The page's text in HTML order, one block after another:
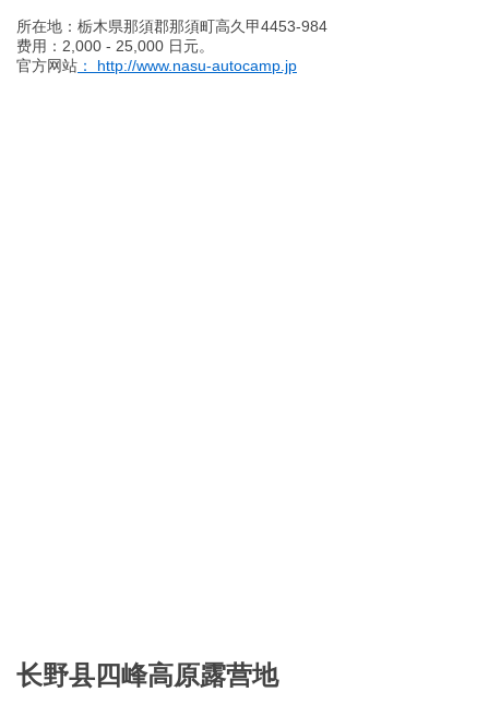
所在地：栃木県那須郡那須町高久甲4453-984
费用：2,000 - 25,000 日元。
官方网站 ： http://www.nasu-autocamp.jp
长野县四峰高原露营地